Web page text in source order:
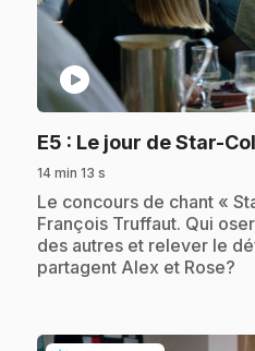
play_circle
E5 : Le jour de Star-
14 min 13 s
.Le concours de chant «
François Truffaut. Qui
des autres et relever le
partagent Alex et Rose?